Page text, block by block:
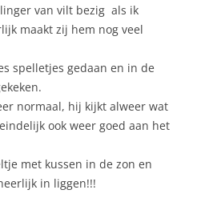
van vilt bezig als ik
maakt zij hem nog veel
spelletjes gedaan en in de
normaal, hij kijkt alweer wat
ook weer goed aan het
met kussen in de zon en
in liggen!!!